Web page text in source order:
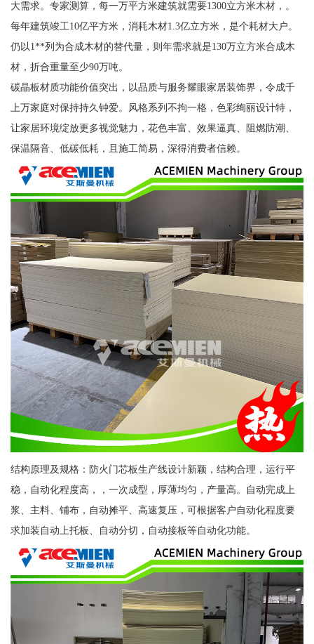
大需求。专家测算，每一万平方米建筑就需要1300立方米木材，。
每年建筑竣工10亿平方米，消耗木材1.3亿立方米，是个耗材大户。
仍以1**列为合成木材的替代量，则年需求就是130万立方米合成木
材，折合重量至少90万吨。
碳晶板材质功能价值突出，以品质与服务耀眼家居装饰界，令成千
上万家庭对保持持久钟爱。风格系列不拘一格，色彩绚丽设计特，
让家居环境绽放更多视觉魅力，花色丰富、效果逼真、阻燃防潮、
保温隔音、低碳低耗，且施工简易，深得消费者信赖。
结构原理及规格：防火门芯板生产线设计新颖，结构合理，运行平
稳，自动化程度高，，一次成型，厚薄均匀，产量高。自动完成上
浆、主料、铺布，自动摊平、高速复压，可根据客户自动化程度要
求加装自动上托板、自动分切，自动接板等自动化功能。